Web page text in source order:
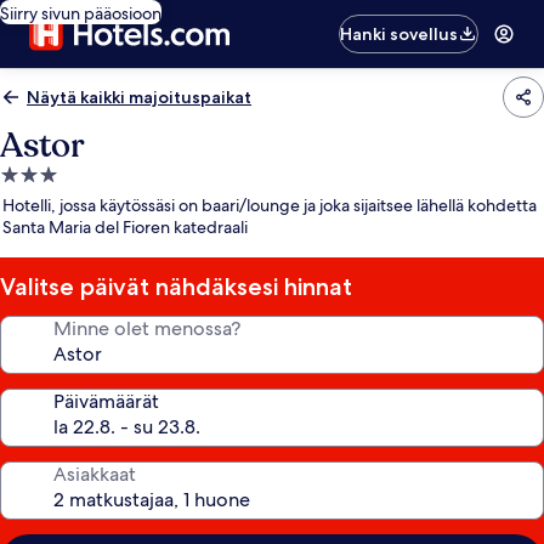
Siirry sivun pääosioon
Hanki sovellus
Näytä kaikki majoituspaikat
Astor
3.0
tähden
majoituspaikka
Hotelli, jossa käytössäsi on baari/lounge ja joka sijaitsee lähellä kohdetta
Santa Maria del Fioren katedraali
Valitse päivät nähdäksesi hinnat
Minne olet menossa?
Päivämäärät
Asiakkaat